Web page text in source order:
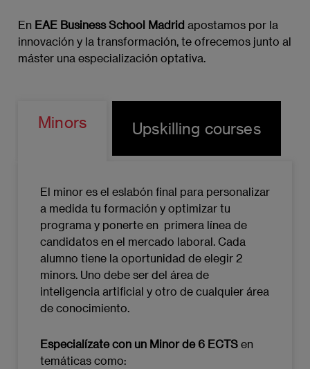
Cultura de innovación en empresas
Tecnologías emergentes y su adoptación
Digital Leadership, Cultura y Gestión del
Cambio (6 ECTS)
Liderazgo en la era digital
Cultura organizacional y digitalización
Gestión del cambio y resistencia
Desarrollo de competencias digitales
Comunicación y colaboración en equipos
Estrategias de liderazgo para la
En EAE Business School Madrid apostamos por la
innovación y la transformación, te ofrecemos junto al
máster una especialización optativa.
Minors Upskilling courses
El minor es el eslabón final para personalizar
a medida tu formación y optimizar tu
programa y ponerte en primera línea de
candidatos en el mercado laboral. Cada
alumno tiene la oportunidad de elegir 2
minors. Uno debe ser del área de
inteligencia artificial y otro de cualquier área
de conocimiento.
Especialízate con un Minor de 6 ECTS en
temáticas como: